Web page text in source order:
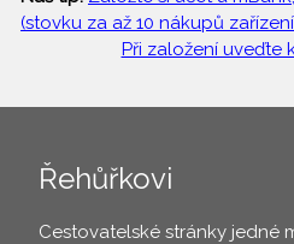
(stovku za až 10 nákupů
Při založení uveďte
Řehůřkovi
Cestovatelské stránky jedné